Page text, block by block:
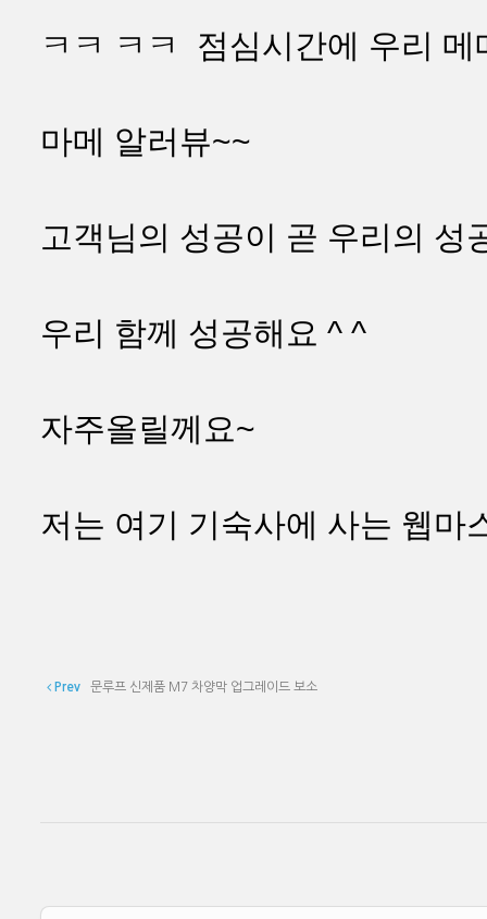
ㅋㅋ ㅋㅋ 점심시간에 우리
마메 알러뷰~~
고객님의 성공이 곧 우리의 성
우리 함께 성공해요 ^ ^
자주올릴께요~
저는 여기 기숙사에 사는 웹마
Prev 문루프 신제품 M7 차양막 업그레이드 보소